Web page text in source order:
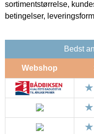
sortimentstørrelse,
betingelser,
Bedst
Webshop